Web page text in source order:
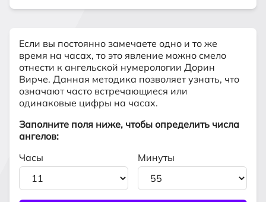
Если вы постоянно замечаете одно и то же
время на часах, то это явление можно смело
отнести к ангельской нумерологии Дорин
Вирче. Данная методика позволяет узнать, что
означают часто встречающиеся или
одинаковые цифры на часах.
Заполните поля ниже, чтобы определить числа
ангелов:
Часы
Минуты